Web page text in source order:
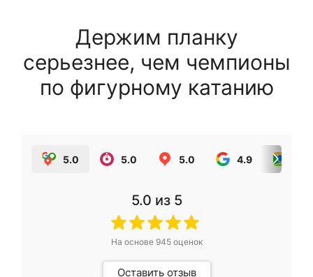
Держим планку
серьезнее, чем чемпионы
по фигурному катанию
5.0 5.0 5.0 4.9
5.0 из 5
На основе 945оценок
Оставить отзыв